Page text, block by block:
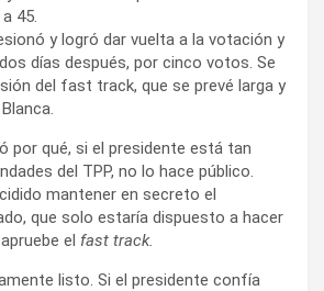
45.
y logró dar vuelta a la votación y
días después, por cinco votos. Se
del fast track, que se prevé larga y
por qué, si el presidente está tan
del TPP, no lo hace público.
mantener en secreto el
que solo estaría dispuesto a hacer
el fast track.
listo. Si el presidente confía